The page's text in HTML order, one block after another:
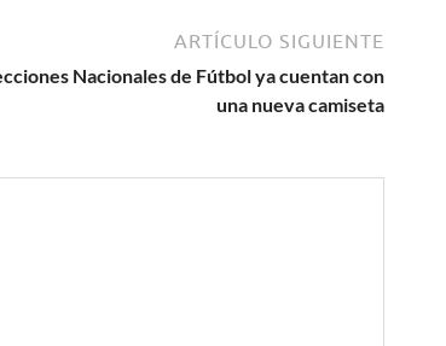
ARTÍCULO SIGUIENTE
Nacionales de Fútbol ya cuentan con
una nueva camiseta